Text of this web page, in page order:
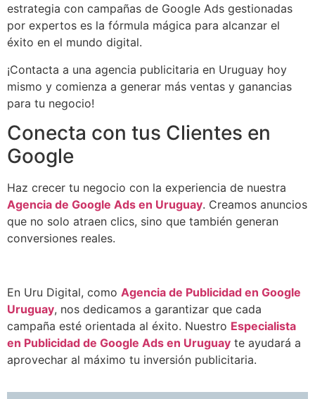
estrategia con campañas de Google Ads gestionadas
por expertos es la fórmula mágica para alcanzar el
éxito en el mundo digital.
¡Contacta a una agencia publicitaria en Uruguay hoy
mismo y comienza a generar más ventas y ganancias
para tu negocio!
Conecta con tus Clientes en
Google
Haz crecer tu negocio con la experiencia de nuestra
Agencia de Google Ads en Uruguay. Creamos anuncios
que no solo atraen clics, sino que también generan
conversiones reales.
En Uru Digital, como Agencia de Publicidad en Google
Uruguay, nos dedicamos a garantizar que cada
campaña esté orientada al éxito. Nuestro Especialista
en Publicidad de Google Ads en Uruguay te ayudará a
aprovechar al máximo tu inversión publicitaria.